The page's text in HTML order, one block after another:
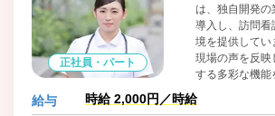
正社員・パート
は、独自開発の
導入し、訪問看
境を提供してい
現場の声を反映
する多彩な機能
ます。
給与 時給 2,000円／時給